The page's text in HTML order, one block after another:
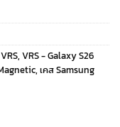
VRS, VRS - Galaxy S26
, เคส Samsung